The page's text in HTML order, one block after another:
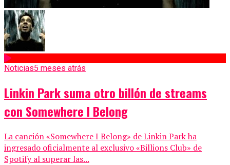
Noticias5 meses atrás
Linkin Park suma otro billón de streams
con Somewhere I Belong
La canción «Somewhere I Belong» de Linkin Park ha
ingresado oficialmente al exclusivo «Billions Club» de
Spotify al superar las...